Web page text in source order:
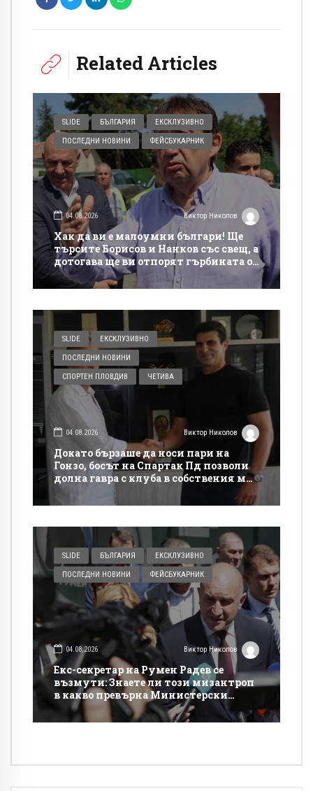
Related Articles
SLIDE БЪЛГАРИЯ ЕКСКЛУЗИВНО
ПОСЛЕДНИ НОВИНИ ФЕЙСБУКАРНИК
04.08.2026 Виктор Николов
Хак да ви е малоумни българи! Ще
търсите Борисов и Нанков със свещ, а
дотогава ще ви отпорят гърбината от
такси на магистралите
SLIDE ЕКСКЛУЗИВНО
ПОСЛЕДНИ НОВИНИ
СПОРТЕН ПЛОВДИВ ЧЕТИВА
04.08.2026 Виктор Николов
Докато бързаше да носи пари на
Гонзо, босът на Спартак Пд позволи
долна гавра с клуба в собствения му
сайт
SLIDE БЪЛГАРИЯ ЕКСКЛУЗИВНО
ПОСЛЕДНИ НОВИНИ ФЕЙСБУКАРНИК
04.08.2026 Виктор Николов
Екс-секретар на Румен Радев се
възмути: Знаете ли този мизантроп
в какво превърна Министерски
съвет!?